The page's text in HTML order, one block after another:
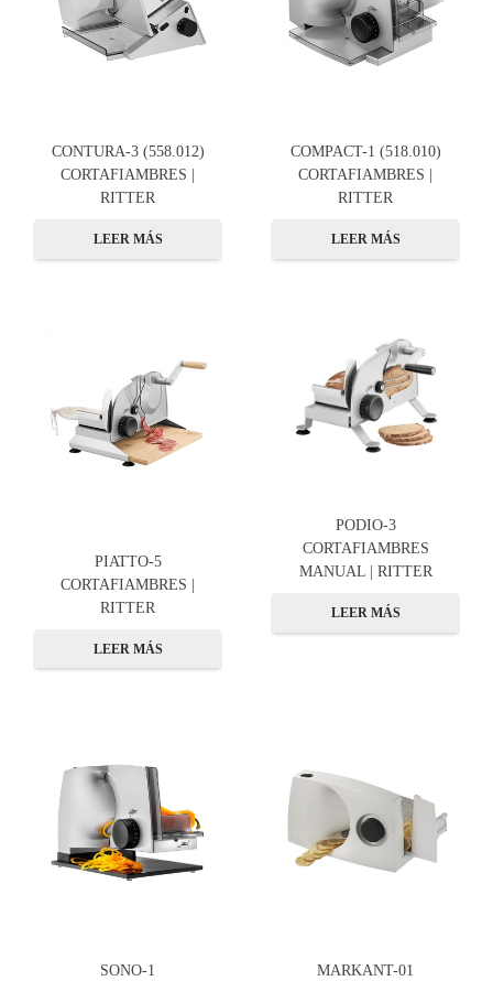
CONTURA-3 (558.012)
CORTAFIAMBRES |
RITTER
LEER MÁS
COMPACT-1 (518.010)
CORTAFIAMBRES |
RITTER
LEER MÁS
PIATTO-5
CORTAFIAMBRES |
RITTER
LEER MÁS
PODIO-3
CORTAFIAMBRES
MANUAL | RITTER
LEER MÁS
SONO-1
MARKANT-01